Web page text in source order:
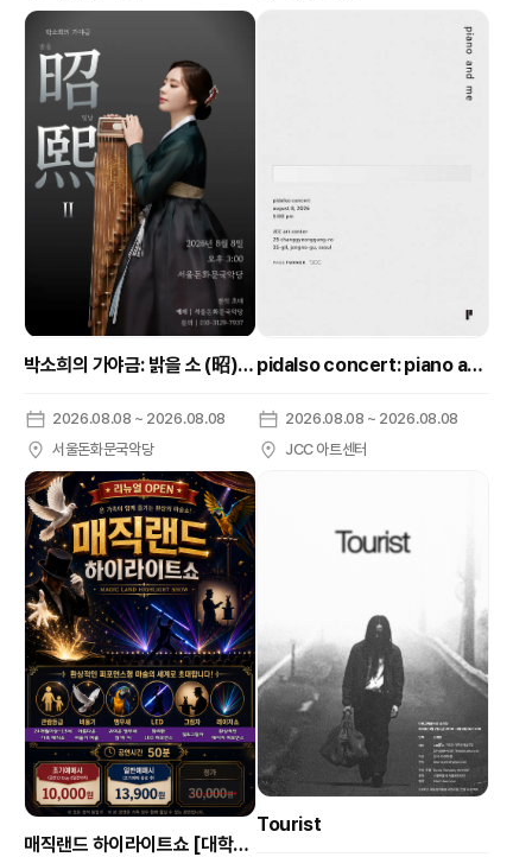
박소희의 가야금: 밝을 소 (昭) 빛날 희 (熙) II
2026.08.08 ~ 2026.08.08
서울돈화문국악당
pidalso concert: piano and me
2026.08.08 ~ 2026.08.08
JCC 아트센터
매직랜드 하이라이트쇼 [대학로]
Tourist